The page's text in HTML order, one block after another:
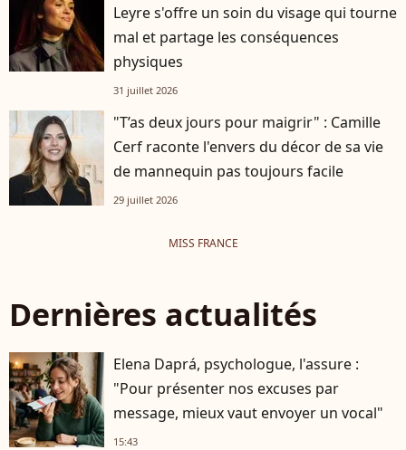
Leyre s'offre un soin du visage qui tourne
mal et partage les conséquences
physiques
31 juillet 2026
"T’as deux jours pour maigrir" : Camille
Cerf raconte l'envers du décor de sa vie
de mannequin pas toujours facile
29 juillet 2026
MISS FRANCE
Dernières actualités
Elena Daprá, psychologue, l'assure :
"Pour présenter nos excuses par
message, mieux vaut envoyer un vocal"
15:43